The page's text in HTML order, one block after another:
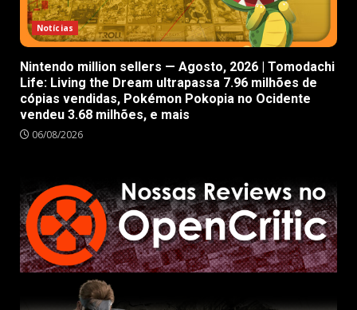
Notícias
Nintendo million sellers — Agosto, 2026 | Tomodachi
Life: Living the Dream ultrapassa 7.96 milhões de
cópias vendidas, Pokémon Pokopia no Ocidente
vendeu 3.68 milhões, e mais
06/08/2026